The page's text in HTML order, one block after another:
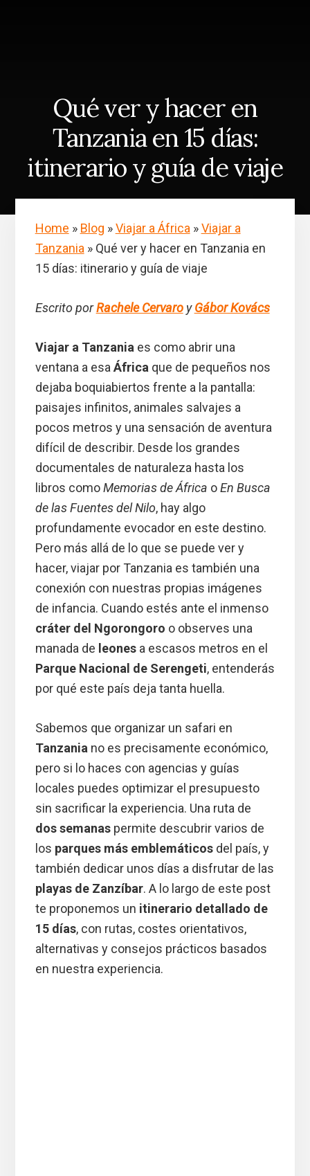
Qué ver y hacer en
Tanzania en 15 días:
itinerario y guía de viaje
Home » Blog »Viajar a África»Viajar a
Tanzania» Qué ver y hacer en Tanzania en
15 días: itinerario y guía de viaje
Escrito porRachele CervaroyGábor Kovács
Viajar a Tanzaniaes como abrir una
ventana a esaÁfricaque de pequeños nos
dejaba boquiabiertos frente a la pantalla:
paisajes infinitos, animales salvajes a
pocos metros y una sensación de aventura
difícil de describir. Desde los grandes
documentales de naturaleza hasta los
libros comoMemorias de África oEn Busca
de las Fuentes del Nilo, hay algo
profundamente evocador en este destino.
Pero más allá de lo que se puede ver y
hacer, viajar por Tanzania es también una
conexión con nuestras propias imágenes
de infancia. Cuando estés ante el inmenso
cráter del Ngorongoro o observes una
manada de leonesa escasos metros en el
Parque Nacional de Serengeti, entenderás
por qué este país deja tanta huella.
Sabemos que organizar un safari en
Tanzaniano es precisamente económico,
pero si lo haces con agencias y guías
locales puedes optimizar el presupuesto
sin sacrificar la experiencia. Una ruta de
dos semanaspermite descubrir varios de
los parques más emblemáticosdel país, y
también dedicar unos días a disfrutar de las
playas de Zanzíbar. A lo largo de este post
te proponemos un itinerario detallado de
15 días, con rutas, costes orientativos,
alternativas y consejos prácticos basados
en nuestra experiencia.